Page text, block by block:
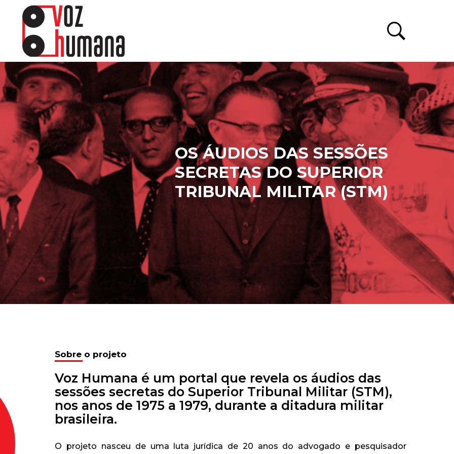
OS ÁUDIOS DAS SESSÕES
SECRETAS DO SUPERIOR
TRIBUNAL MILITAR (STM)
Sobre o projeto
Voz Humana é um portal que revela os áudios das
sessões secretas do Superior Tribunal Militar (STM),
nos anos de 1975 a 1979, durante a ditadura militar
brasileira.
O projeto nasceu de uma luta jurídica de 20 anos do advogado e pesquisador
e receba os conteúdos no seu e-mail.